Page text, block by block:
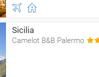
Sicilia
Camelot B&B Palermo